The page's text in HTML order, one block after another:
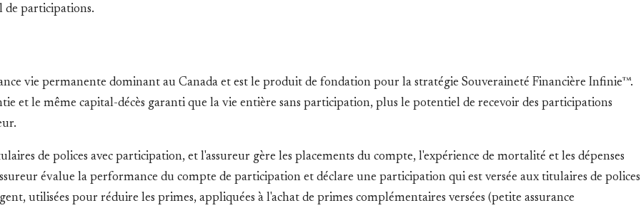
participations.
vie permanente dominant au Canada et est le produit de fondation pour la stratégie Souveraineté Financière Infinie™.
et le même capital-décès garanti que la vie entière sans participation, plus le potentiel de recevoir des participations
de polices avec participation, et l'assureur gère les placements du compte, l'expérience de mortalité et les dépenses
évalue la performance du compte de participation et déclare une participation qui est versée aux titulaires de polices
utilisées pour réduire les primes, appliquées à l'achat de primes complémentaires versées (petite assurance